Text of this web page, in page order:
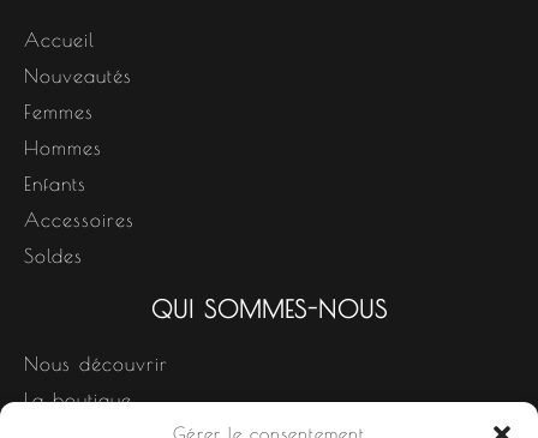
Gérer le consentement
Accueil
Nouveautés
Femmes
Hommes
Enfants
Accessoires
Soldes
QUI SOMMES-NOUS
Nous découvrir
La boutique